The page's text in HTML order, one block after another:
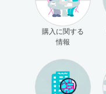
購入に関する
情報